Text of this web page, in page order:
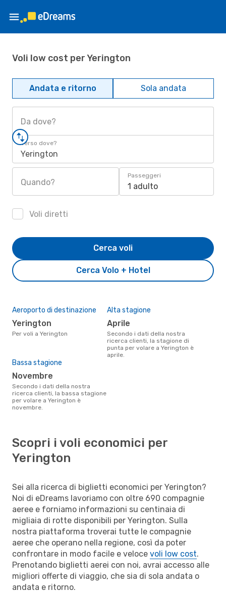
Voli low cost per Yerington
Andata e ritorno Sola andata
Da dove?
Verso dove?
Yerington
Quando?
Passeggeri
1 adulto
Voli diretti
Cerca Volo + Hotel
Cerca voli
Aeroporto di destinazione
Yerington
Per voli a Yerington
Alta stagione
aprile
Secondo i dati della nostra
ricerca clienti, la stagione di
punta per volare a Yerington è
aprile.
Bassa stagione
novembre
Secondo i dati della nostra
ricerca clienti, la bassa stagione
per volare a Yerington è
novembre.
Scopri i voli economici per
Yerington
Sei alla ricerca di biglietti economici per Yerington?
Noi di eDreams lavoriamo con oltre 690 compagnie
aeree e forniamo informazioni su centinaia di
migliaia di rotte disponibili per Yerington. Sulla
nostra piattaforma troverai tutte le compagnie
aeree che operano nella regione, così da poter
confrontare in modo facile e veloce voli low cost.
Prenotando biglietti aerei con noi, avrai accesso alle
migliori offerte di viaggio, che sia di sola andata o
andata e ritorno.